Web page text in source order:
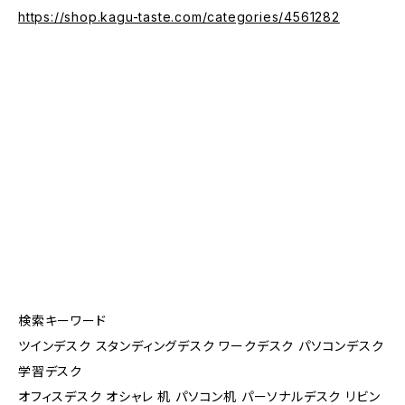
https://shop.kagu-taste.com/categories/4561282
検索キーワード
ツインデスク スタンディングデスク ワークデスク パソコンデスク
学習デスク
オフィスデスク オシャレ 机 パソコン机 パーソナルデスク リビン